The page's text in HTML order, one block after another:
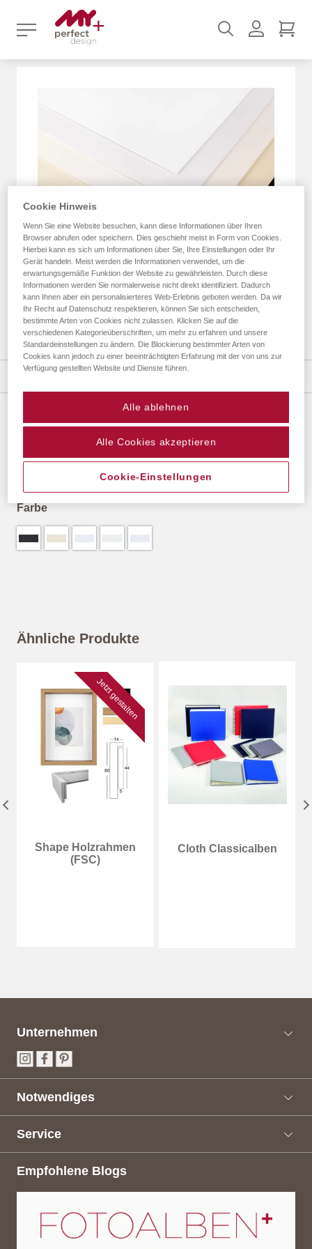
Suchen
PASSEPARTOUT GROSSBOGEN
Farbe
Zum
Anfang
Details
Ähnliche Produkte
Jetzt gestalten
Shape Holzrahmen
(FSC)
Cloth Classicalben
Unternehmen
Notwendiges
Service
Empfohlene Blogs
Cookie Hinweis
Wenn Sie eine Website besuchen, kann diese Informationen über Ihren
Browser abrufen oder speichern. Dies geschieht meist in Form von Cookies.
Hierbei kann es sich um Informationen über Sie, Ihre Einstellungen oder Ihr
Gerät handeln. Meist werden die Informationen verwendet, um die
erwartungsgemäße Funktion der Website zu gewährleisten. Durch diese
Informationen werden Sie normalerweise nicht direkt identifiziert. Dadurch
kann Ihnen aber ein personalisierteres Web-Erlebnis geboten werden. Da wir
Ihr Recht auf Datenschutz respektieren, können Sie sich entscheiden,
bestimmte Arten von Cookies nicht zulassen. Klicken Sie auf die
verschiedenen Kategorieüberschriften, um mehr zu erfahren und unsere
Standardeinstellungen zu ändern. Die Blockierung bestimmter Arten von
Cookies kann jedoch zu einer beeinträchtigten Erfahrung mit der von uns zur
Verfügung gestellten Website und Dienste führen.
Alle ablehnen
Alle Cookies akzeptieren
Cookie-Einstellungen